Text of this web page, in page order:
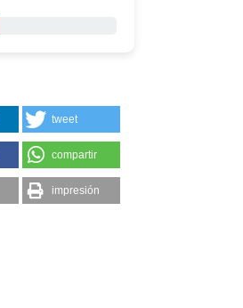
tweet
compartir
impresión